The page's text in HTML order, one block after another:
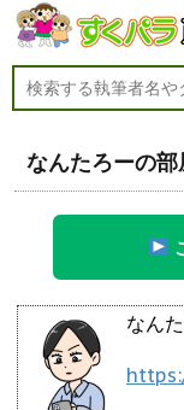
なんたろーの部
なん